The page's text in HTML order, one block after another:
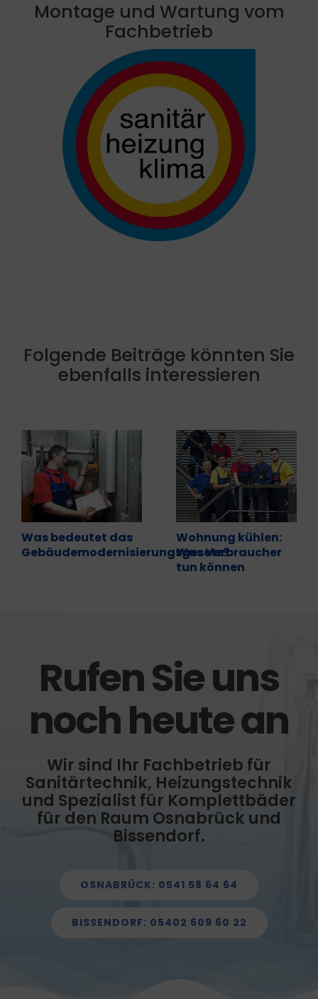
Montage und Wartung vom
Fachbetrieb
Folgende Beiträge könnten Sie
ebenfalls interessieren
Was bedeutet das
Gebäudemodernisierungsgesetz?
Wohnung kühlen:
Was Verbraucher
tun können
Rufen Sie uns
noch heute an
Wir sind Ihr Fachbetrieb für
Sanitärtechnik, Heizungstechnik
und Spezialist für Komplettbäder
für den Raum Osnabrück und
Bissendorf.
OSNABRÜCK: 0541 58 64 64
BISSENDORF: 05402 609 60 22